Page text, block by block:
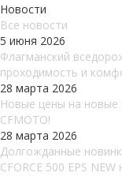
Новости
Все новости
5 июня 2026
Флагманский
проходимость и
28 марта 2026
Новые цены на новые
CFMOTO!
28 марта 2026
Долгожданные
CFORCE 500 EPS